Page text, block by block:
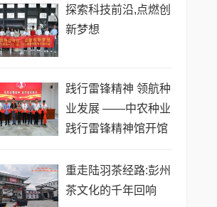
探索科技前沿,点燃创
新梦想
践行雷锋精神 领航种
业发展 ——中农种业
践行雷锋精神馆开馆
重走陆羽茶经路:彭州
茶文化的千年回响